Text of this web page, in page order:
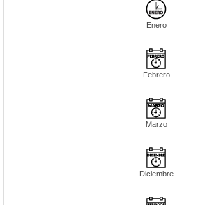
Enero
Febrero
Marzo
Diciembre